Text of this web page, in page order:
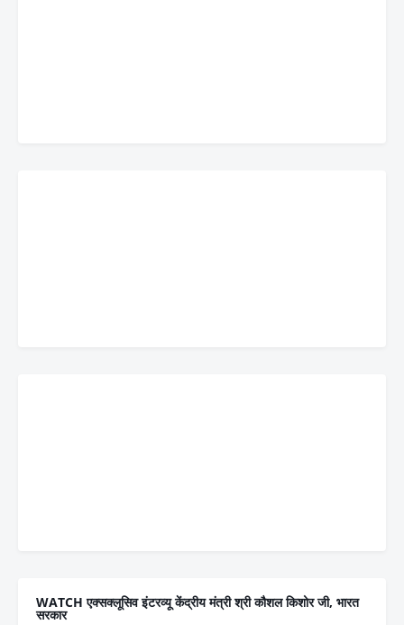
WATCH एक्सक्लूसिव इंटरव्यू केंद्रीय मंत्री श्री कौशल किशोर जी, भारत
सरकार